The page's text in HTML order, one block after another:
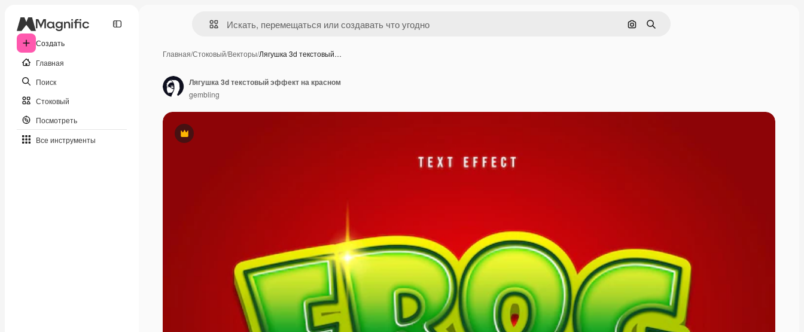
Создать
Главная
Поиск
Стоковый
Посмотреть
Все инструменты
Поиск по изображению
Поиск
Главная/Стоковый/Векторы/Лягушка 3d текстовый…
Премиум
Лягушка 3d текстовый эффект на красном
gembling